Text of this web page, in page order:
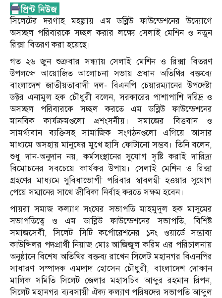
সিলেটের দরগাহ মহল্লায় এম ডব্লিউ ফাউন্ডেশনের উদ্যোগে
অসচ্ছল পরিবারকে সচ্ছল করার লক্ষ্যে সেলাই মেশিন ও নতুন
রিক্সা বিতরণ করা হয়েছে।
গত ২৬ জুন শুক্রবার সন্ধ্যায় সেলাই মেশিন ও রিক্সা বিতরণ
উপলক্ষে আয়োজিত আলোচনা সভায় প্রধান অতিথির বক্তব্যে
বাংলাদেশ জাতীয়তাবাদী দল- বিএনপি চেয়ারম্যানের উপদেষ্টা
ডক্টর এনামুল হক চৌধুরী বলেন, সরকারের পাশাপাশি দরিদ্র ও
অসচ্ছল পরিবারকে সচ্ছল করতে এম ডব্লিউ ফাউন্ডেশনের
মানবিক কার্যক্রমগুলো প্রশংসনীয়। সমাজের বিত্তবান ও
সামর্থ্যবান ব্যক্তিসহ সামাজিক সংগঠনগুলো এগিয়ে আসার
মাধ্যমে অসহায় মানুষের মুখে হাসি ফোটানো সম্ভব। তিনি বলেন,
শুধু দান-অনুদান নয়, কর্মসংস্থানের সুযোগ সৃষ্টি করাই দারিদ্র্য
বিমোচনের সবচেয়ে কার্যকর উপায়। সেলাই মেশিন ও রিক্সা
গ্রহণের মাধ্যমে সুবিধাভোগী পরিবার স্বাবলম্বী হওয়ার সুযোগ
পেয়ে সম্মানের সাথে জীবিকা নির্বাহ করতে সক্ষম হবেন।
পায়রা সমাজ কল্যাণ সংঘের সভাপতি মাহমুদুল হক মাসুমের
সভাপতিত্বে ও এম ডাব্লিউ ফাউন্ডেশনের সভাপতি, বিশিষ্ট
সমাজসেবী, সিলেট সিটি কর্পোরেশনের ১নং ওয়ার্ডে সম্ভাব্য
কাউন্সিলর পদপ্রার্থী নিয়াজ মোঃ আজিজুল করিম এর পরিচালনায়
অনুষ্ঠানে বিশেষ অতিথির বক্তব্য রাখেন সিলেট মহানগর বিএনপির
সাধারণ সম্পাদক এমদাদ হোসেন চৌধুরী, বাংলাদেশ দোকান
মালিক সমিতি সিলেট জেলার মহাসচিব আব্দুর রহমান রিপন,
সিলেট মহানগর ব্যবসায়ী ঐক্য কল্যাণ পরিষদের সভাপতি আব্দুল